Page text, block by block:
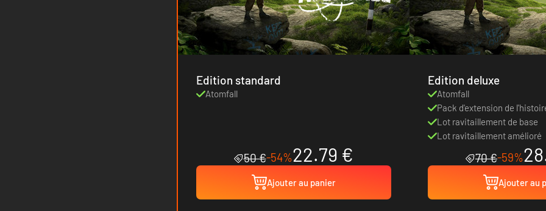
Edition standard
Atomfall
50 €-54%22.79 €
Ajouter au panier
Edition deluxe
Atomfall
Pack d'extension de
Lot ravitaillement de base
Lot ravitaillement amélioré
70 €-59%
Ajouter au